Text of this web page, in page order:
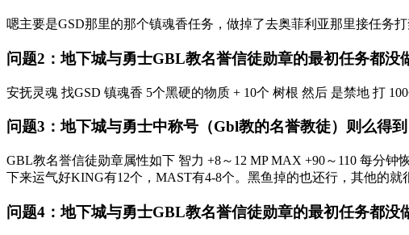
嗯主要是GSD那里的那个镇魂香任务，做掉了去奥菲利亚那里接任务打
问题2：地下城与勇士GBL教名誉信徒勋章的最初任务都没
安抚灵魂 找GSD 镇魂香 5个黑硬的物质 + 10个 树根 然后 是禁地 打
问题3：地下城与勇士中称号（Gbl教的名誉教徒）则么得到
GBL教名誉信徒勋章属性如下 智力 +8～12 MP MAX +90～110 每分
下来运气好KING有12个，MAST有4-8个。黑鱼掉的也还行，其他的就
问题4：地下城与勇士GBL教名誉信徒勋章的最初任务都没